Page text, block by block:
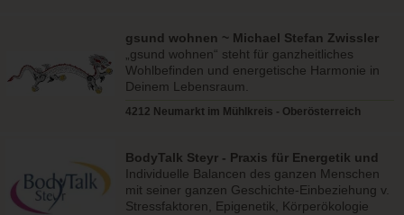
gsund wohnen ~ Michael Stefan Zwissler
„gsund wohnen“ steht für ganzheitliches
Wohlbefinden und energetische Harmonie in
Deinem Lebensraum.
4212 Neumarkt im Mühlkreis - Oberösterreich
BodyTalk Steyr - Praxis für Energetik und
Lernen
Individuelle Balancen des ganzen Menschen
mit seiner ganzen Geschichte-Einbeziehung v.
Stressfaktoren, Epigenetik, Körperökologie